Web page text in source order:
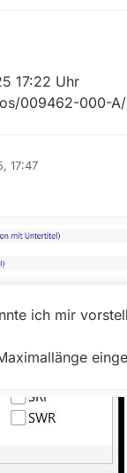
17:22 Uhr
009462-000-
17:47
ich mir